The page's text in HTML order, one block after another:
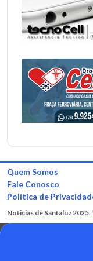
Quem Somos
Fale Conosco
Política de
Noticias de Santaluz